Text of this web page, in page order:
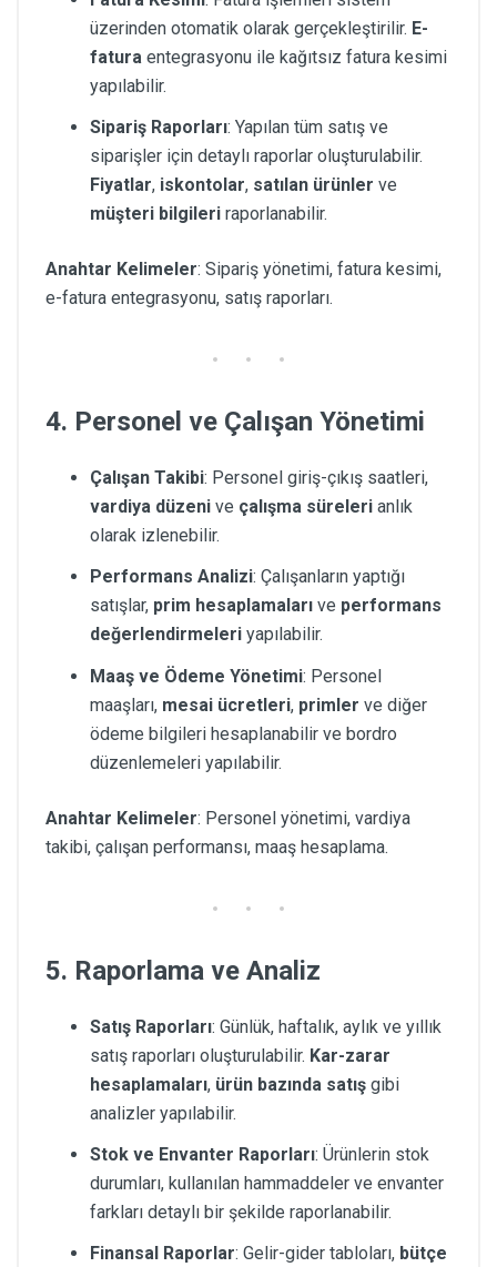
üzerinden otomatik olarak gerçekleştirilir. E-
fatura entegrasyonu ile kağıtsız fatura kesimi
yapılabilir.
Sipariş Raporları: Yapılan tüm satış ve
siparişler için detaylı raporlar oluşturulabilir.
Fiyatlar, iskontolar, satılan ürünler ve
müşteri bilgileri raporlanabilir.
Anahtar Kelimeler: Sipariş yönetimi, fatura kesimi,
e-fatura entegrasyonu, satış raporları.
4. Personel ve Çalışan Yönetimi
Çalışan Takibi: Personel giriş-çıkış saatleri,
vardiya düzeni ve çalışma süreleri anlık
olarak izlenebilir.
Performans Analizi: Çalışanların yaptığı
satışlar, prim hesaplamaları ve performans
değerlendirmeleri yapılabilir.
Maaş ve Ödeme Yönetimi: Personel
maaşları, mesai ücretleri, primler ve diğer
ödeme bilgileri hesaplanabilir ve bordro
düzenlemeleri yapılabilir.
Anahtar Kelimeler: Personel yönetimi, vardiya
takibi, çalışan performansı, maaş hesaplama.
5. Raporlama ve Analiz
Satış Raporları: Günlük, haftalık, aylık ve yıllık
satış raporları oluşturulabilir. Kar-zarar
hesaplamaları, ürün bazında satış gibi
analizler yapılabilir.
Stok ve Envanter Raporları: Ürünlerin stok
durumları, kullanılan hammaddeler ve envanter
farkları detaylı bir şekilde raporlanabilir.
Finansal Raporlar: Gelir-gider tabloları, bütçe